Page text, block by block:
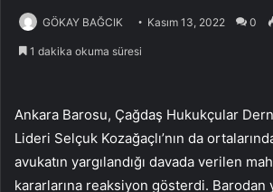
GÖKAY BAĞCIK Kasım 13, 2022 0
1 dakika okuma süresi
Ankara Barosu, Çağdaş Hukukçular
Lideri Selçuk Kozağaçlı’nın da
avukatın yargılandığı davada verilen
kararlarına reaksiyon gösterdi. Barodan